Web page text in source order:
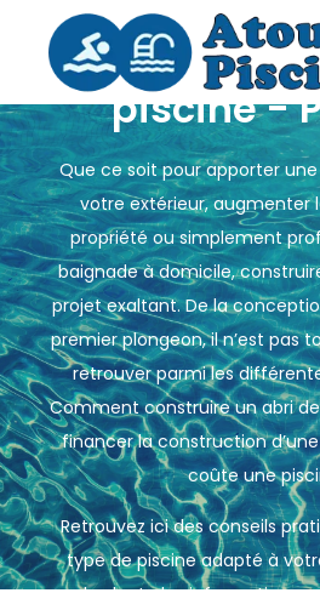
content
piscine -
Que ce soit pour apporter
votre extérieur, augmenter
propriété ou simplement
baignade à domicile,
projet exaltant. De la
premier plongeon, il n’est pas
retrouver parmi les
Comment construire un abri
financer la construction
coûte une
Retrouvez ici des conseils
type de piscine adapté à
budget, des informations